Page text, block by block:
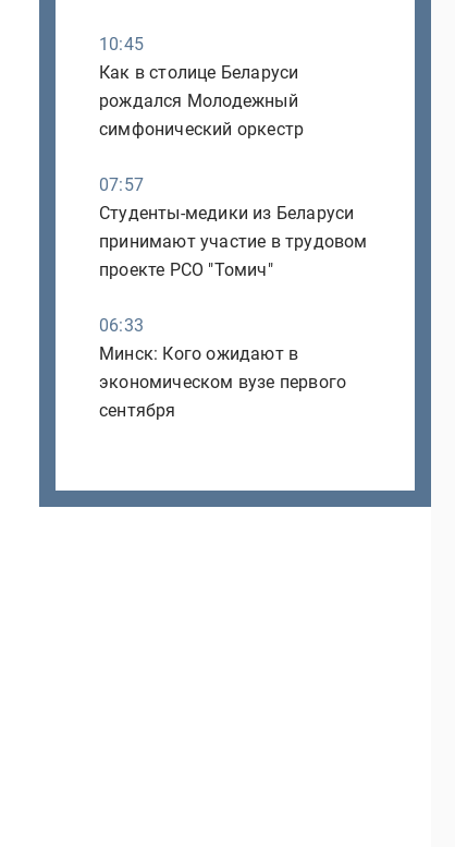
10:45
Как в столице Беларуси
рождался Молодежный
симфонический оркестр
07:57
Студенты-медики из Беларуси
принимают участие в трудовом
проекте РСО "Томич"
06:33
Минск: Кого ожидают в
экономическом вузе первого
сентября